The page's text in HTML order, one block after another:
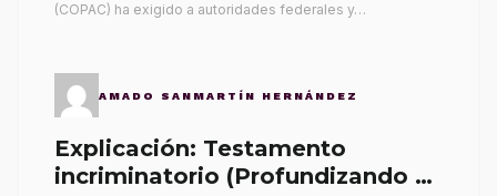
(COPAC) ha exigido a autoridades federales y…
AMADO SANMARTÍN HERNÁNDEZ
Explicación: Testamento
incriminatorio (Profundizando su